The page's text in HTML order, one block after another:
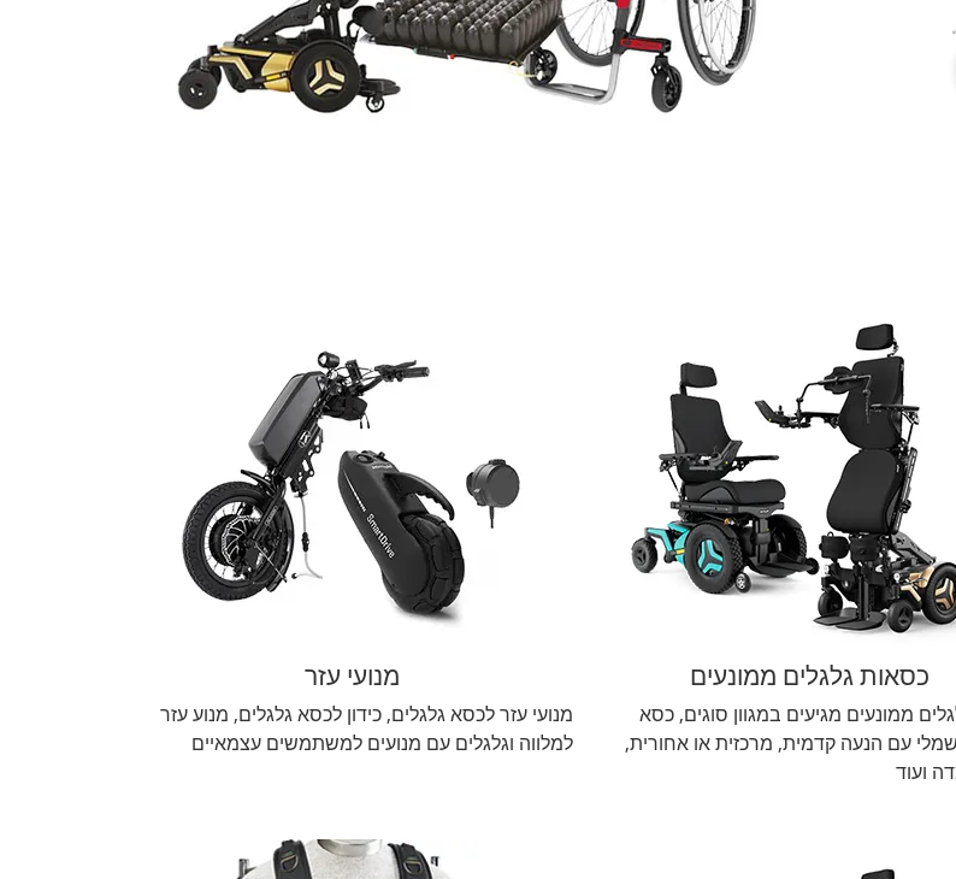
כסאות גלגלים ממונעים
ממונעים מגיעים במגוון סוגים, כסא
עם הנעה קדמית, מרכזית או אחורית,
ועוד
מנועי עזר
מנועי עזר לכסא גלגלים, כידון לכסא גלגלים, מנוע עזר
למלווה וגלגלים עם מנועים למשתמשים עצמאיים